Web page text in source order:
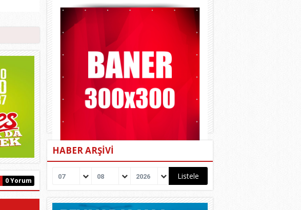
0 Yorum
HABER ARŞİVİ
07 08 2026